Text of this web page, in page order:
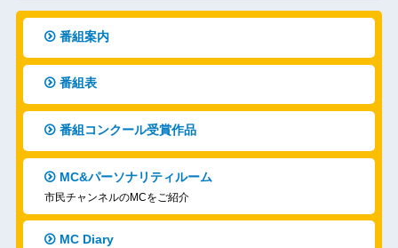
番組案内
番組表
番組コンクール受賞作品
MC&パーソナリティルーム
市民チャンネルのMCをご紹介
MC Diary